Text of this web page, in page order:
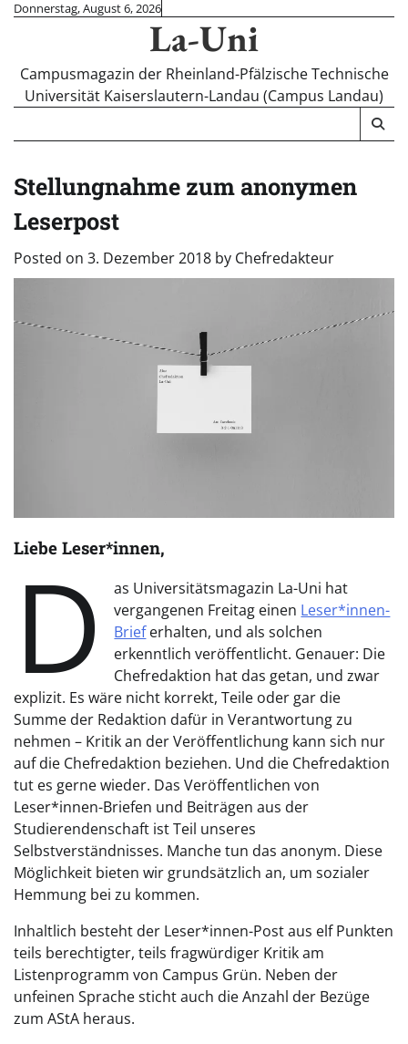
SkipDonnerstag, August 6, 2026
La-Uni
Campusmagazin der Rheinland-Pfälzische Technische
Universität Kaiserslautern-Landau (Campus Landau)
Stellungnahme zum anonymen
Leserpost
Posted on 3. Dezember 2018 by Chefredakteur
Liebe Leser*innen,
D
as Universitätsmagazin La-Uni hat
vergangenen Freitag einen Leser*innen-
Brieferhalten, und als solchen
erkenntlich veröffentlicht. Genauer: Die
Chefredaktion hat das getan, und zwar
explizit. Es wäre nicht korrekt, Teile oder gar die
Summe der Redaktion dafür in Verantwortung zu
nehmen – Kritik an der Veröffentlichung kann sich nur
auf die Chefredaktion beziehen. Und die Chefredaktion
tut es gerne wieder. Das Veröffentlichen von
Leser*innen-Briefen und Beiträgen aus der
Studierendenschaft ist Teil unseres
Selbstverständnisses. Manche tun das anonym. Diese
Möglichkeit bieten wir grundsätzlich an, um sozialer
Hemmung bei zu kommen.
Inhaltlich besteht der Leser*innen-Post aus elf Punkten
teils berechtigter, teils fragwürdiger Kritik am
Listenprogramm von Campus Grün. Neben der
unfeinen Sprache sticht auch die Anzahl der Bezüge
zum AStA heraus.